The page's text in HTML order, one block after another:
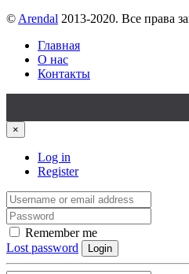
© Arendal 2013-2020. Все права
Главная
О нас
Контакты
×
Log in
Register
Remember me
Lost password
Login